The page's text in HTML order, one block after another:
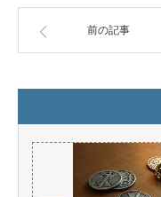
前の記事